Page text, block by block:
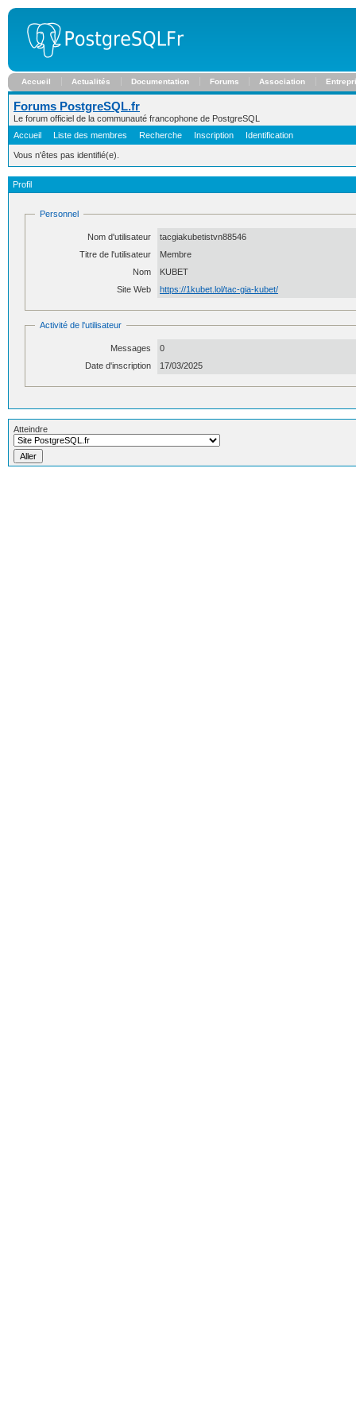
Accueil Actualités Documentation Forums Association
Forums PostgreSQL.fr
Le forum officiel de la communauté francophone de PostgreSQL
Accueil
Liste des membres Recherche Inscription Identification
Vous n'êtes pas identifié(e).
Profil
Personnel
Nom d'utilisateur
tacgiakubetistvn88546
Titre de l'utilisateur
Membre
Nom
KUBET
Site Web
https://1kubet.lol/tac-gia-kubet/
Activité de l'utilisateur
Messages
0
Date d'inscription
17/03/2025
Atteindre